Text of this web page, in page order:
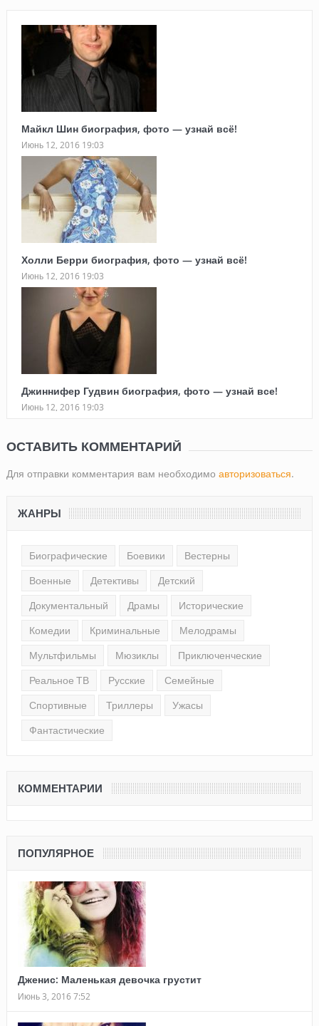
Майкл Шин биография, фото — узнай всё!
Июнь 12, 2016 19:03
Холли Берри биография, фото — узнай всё!
Июнь 12, 2016 19:03
Джиннифер Гудвин биография, фото — узнай все!
Июнь 12, 2016 19:03
ОСТАВИТЬ КОММЕНТАРИЙ
Для отправки комментария вам необходимо авторизоваться.
ЖАНРЫ
Биографические Боевики Вестерны
Военные Детективы Детский
Документальный Драмы Исторические
Комедии Криминальные Мелодрамы
Мультфильмы Мюзиклы Приключенческие
Реальное ТВ Русские Семейные
Спортивные Триллеры Ужасы
Фантастические
КОММЕНТАРИИ
ПОПУЛЯРНОЕ
Дженис: Маленькая девочка грустит
Июнь 3, 2016 7:52